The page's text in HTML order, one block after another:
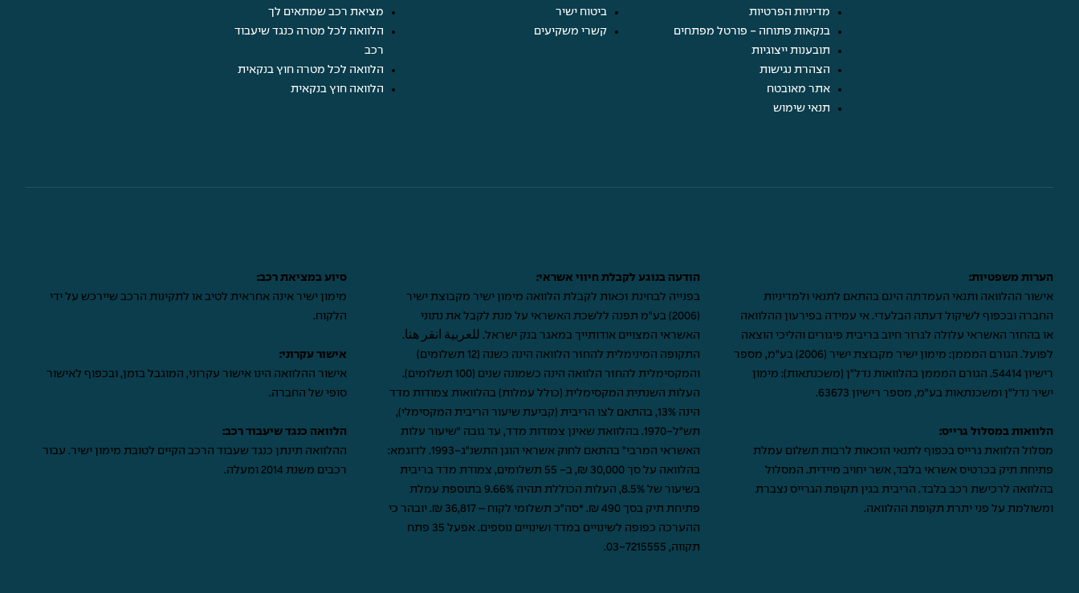
מדיניות הפרטיות
בנקאות פתוחה - פורטל מפתחים
תובענות ייצוגיות
הצהרת נגישות
אתר מאובטח
תנאי שימוש
ביטוח ישיר
קשרי משקיעים
מציאת רכב שמתאים לך
הלוואה לכל מטרה כנגד שיעבוד
רכב
הלוואה לכל מטרה חוץ בנקאית
הלוואה חוץ בנקאית
הערות משפטיות:
אישור ההלוואה ותנאי העמדתה הינם בהתאם לתנאי ולמדיניות
החברה ובכפוף לשיקול דעתה הבלעדי. אי עמידה בפירעון ההלוואה
או בהחזר האשראי עלולה לגרור חיוב בריבית פיגורים והליכי הוצאה
לפועל. הגורם המממן: מימון ישיר מקבוצת ישיר (2006) בע"מ, מספר
רישיון 54414. הגורם המממן בהלוואות נדל"ן (משכנתאות): מימון
ישיר נדל"ן ומשכנתאות בע"מ, מספר רישיון 63673.
הלוואות במסלול גרייס:
מסלול הלוואת גרייס בכפוף לתנאי הזכאות לרבות תשלום עמלת
פתיחת תיק בכרטיס אשראי בלבד, אשר יחויב מיידית. המסלול
בהלוואה לרכישת רכב בלבד. הריבית בגין תקופת הגרייס נצברת
ומשולמת על פני יתרת תקופת ההלוואה.
הודעה בנוגע לקבלת חיווי אשראי:
בפנייה לבחינת זכאות לקבלת הלוואה מימון ישיר מקבוצת ישיר
(2006) בע"מ תפנה ללשכת האשראי על מנת לקבל את נתוני
האשראי המצויים אודותייך במאגר בנק ישראל. للعربية انقر هنا.
התקופה המינימלית להחזר הלוואה הינה כשנה (12 תשלומים)
והמקסימלית להחזר הלוואה הינה כשמונה שנים (100 תשלומים).
העלות השנתית המקסימלית (כולל עמלות) בהלוואות צמודות מדד
הינה 13%, בהתאם לצו הריבית (קביעת שיעור הריבית המקסימלי),
תש"ל-1970. בהלוואת שאינן צמודות מדד, עד גובה "שיעור עלות
האשראי המרבי" בהתאם לחוק אשראי הוגן התשנ"ג-1993. לדוגמא:
בהלוואה על סך 30,000 ₪, ב- 55 תשלומים, צמודת מדד בריבית
בשיעור של 8.5%, העלות הכוללת תהיה 9.66% בתוספת עמלת
פתיחת תיק בסך 490 ₪. *סה"כ תשלומי לקוח – 36,817 ₪. יובהר כי
ההערכה כפופה לשינויים במדד ושינויים נוספים. אפעל 35 פתח
תקווה, 03-7215555
.
סיוע במציאת רכב:
מימון ישיר אינה אחראית לטיב או לתקינות הרכב שיירכש על ידי
הלקוח.
אישור עקרוני:
אישור ההלוואה הינו אישור עקרוני, המוגבל בזמן, ובכפוף לאישור
סופי של החברה.
הלוואה כנגד שיעבוד רכב:
ההלוואה תינתן כנגד שעבוד הרכב הקיים לטובת מימון ישיר. עבור
רכבים משנת 2014 ומעלה.